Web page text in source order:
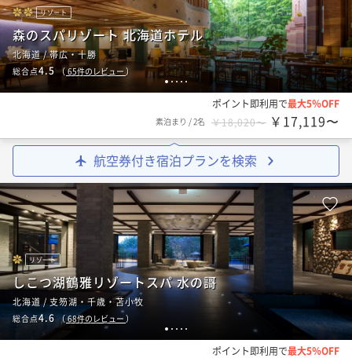
1 2 3 4 5
リゾート
森のスパリゾート 北海道ホテル
北海道 / 帯広・十勝
総合点4.5（65件のレビュー）
ポイント即利用で最大5％OFF
素泊まり /2名 ￥18,020〜 ￥17,119〜
航空券付き宿泊プランを検索
1 2 3 4 5
リゾート
しこつ湖鶴雅リゾートスパ 水の謌
北海道 / 支笏湖・千歳・苫小牧
総合点4.6（68件のレビュー ）
ポイント即利用で最大5％OFF